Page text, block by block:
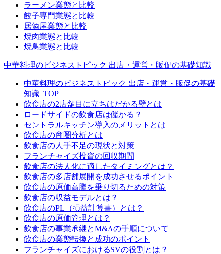
ラーメン業態と比較
餃子専門業態と比較
居酒屋業態と比較
焼肉業態と比較
焼鳥業態と比較
中華料理のビジネストピック 出店・運営・販促の基礎知識
中華料理のビジネストピック 出店・運営・販促の基礎
知識_TOP
飲食店の2店舗目に立ちはだかる壁とは
ロードサイドの飲食店は儲かる？
セントラルキッチン導入のメリットとは
飲食店の商圏分析とは
飲食店の人手不足の現状と対策
フランチャイズ投資の回収期間
飲食店の法人化に適したタイミングとは？
飲食店の多店舗展開を成功させるポイント
飲食店の原価高騰を乗り切るための対策
飲食店の収益モデルとは？
飲食店のPL（損益計算書）とは？
飲食店の原価管理とは？
飲食店の事業承継とM&Aの手順について
飲食店の業態転換と成功のポイント
フランチャイズにおけるSVの役割とは？